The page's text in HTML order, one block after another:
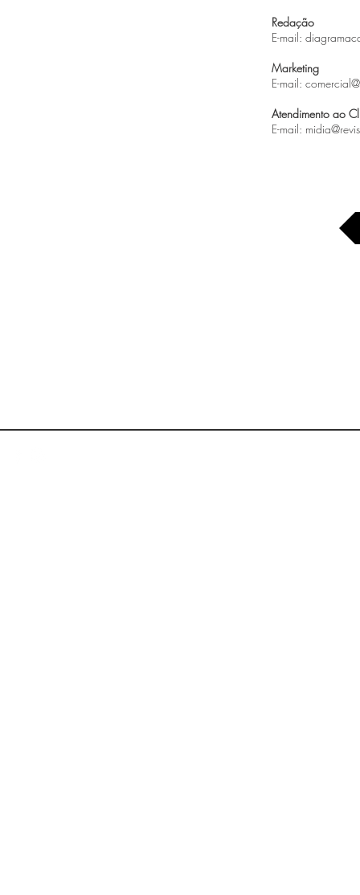
Redação
E-mail:
Marketing
E-mail:
Atendimento ao
E-mail: